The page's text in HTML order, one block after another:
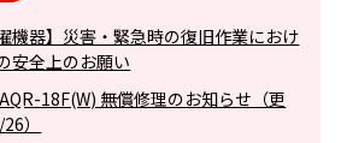
機器】災害・緊急時の復旧作業におけ
安全上のお願い
18F(W) 無償修理のお知らせ（更
）